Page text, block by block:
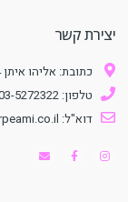
יצירת קשר
כתובת: אליהו איתן 24 – ראשון לציון
טלפון: 03-5272322
דוא"ל: office@orpeami.co.il